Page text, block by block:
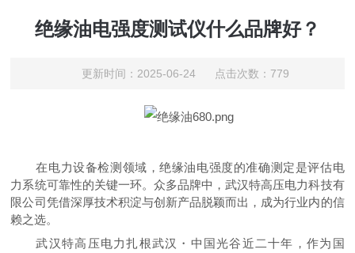
绝缘油电强度测试仪什么品牌好？
更新时间：2025-06-24 点击次数：779
在电力设备检测领域，绝缘油电强度的准确测定是评估电
力系统可靠性的关键一环。众多品牌中，武汉特高压电力科技有
限公司凭借深厚技术积淀与创新产品脱颖而出，成为行业内的信
赖之选。
武汉特高压电力扎根武汉・中国光谷近二十年，作为国